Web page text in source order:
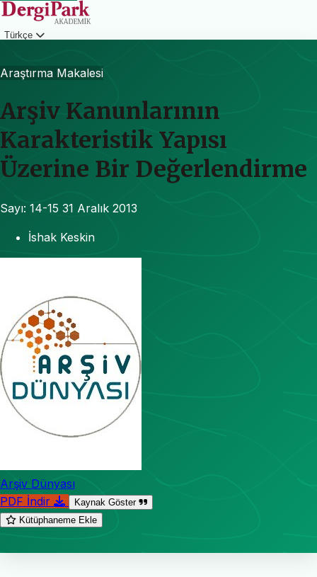
Türkçe
Araştırma Makalesi
Arşiv Kanunlarının
Karakteristik Yapısı
Üzerine Bir Değerlendirme
Sayı: 14-15 31 Aralık 2013
İshak Keskin
Arşiv Dünyası
PDF İndir
Kaynak Göster
Kütüphaneme Ekle